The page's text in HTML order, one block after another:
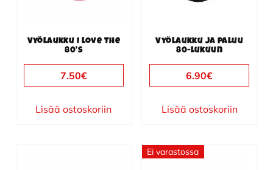
Vyölaukku I love the
80’s
7.50€
Lisää ostoskoriin
Vyölaukku ja paluu
80-lukuun
6.90€
Lisää ostoskoriin
Ei varastossa